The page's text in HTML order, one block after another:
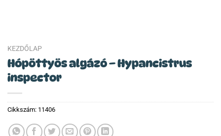
KEZDŐLAP
Hópöttyös algázó – Hypancistrus
inspector
Cikkszám: 11406